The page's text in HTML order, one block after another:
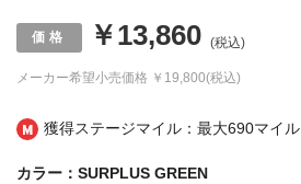
獲得ステージマイル：最大690マイル
メーカー希望小売価格 ￥19,800(税込)
￥13,860 (税込)
カラー：SURPLUS GREEN